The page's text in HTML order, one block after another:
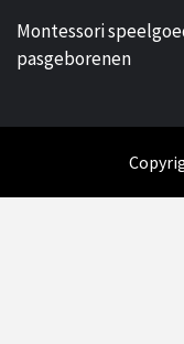
Montessori
pasgeborenen